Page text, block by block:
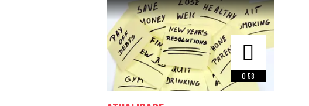
0:58